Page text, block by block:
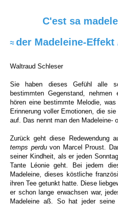
C'est sa
≈ der Madeleine-
Waltraud Schleser
Sie haben dieses Gefühl alle
bestimmten Gegenstand, nehmen
hören eine bestimmte Melodie,
Erinnerung voller Emotionen, die
auf. Das nennt man den Madeleine-
Zurück geht diese Redewendung
temps perduvon Marcel Proust.
seiner Kindheit, als er jeden
Tante Léonie geht. Bei jedem
Madeleine, dieses köstliche
ihren Tee getunkt hatte. Diese
er schon lange erwachsen war,
Madeleine aß. So hat jeder